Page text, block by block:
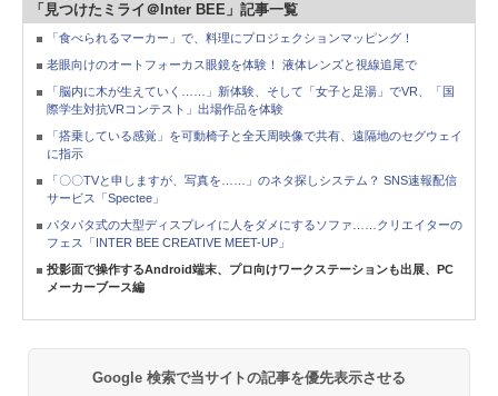
「見つけたミライ＠Inter BEE」記事一覧
「食べられるマーカー」で、料理にプロジェクションマッピング！
老眼向けのオートフォーカス眼鏡を体験！ 液体レンズと視線追尾で
「脳内に木が生えていく……」新体験、そして「女子と足湯」でVR、「国
際学生対抗VRコンテスト」出場作品を体験
「搭乗している感覚」を可動椅子と全天周映像で共有、遠隔地のセグウェイ
に指示
「〇〇TVと申しますが、写真を……」のネタ探しシステム？ SNS速報配信
サービス「Spectee」
パタパタ式の大型ディスプレイに人をダメにするソファ……クリエイターの
フェス「INTER BEE CREATIVE MEET-UP」
投影面で操作するAndroid端末、プロ向けワークステーションも出展、PC
メーカーブース編
Google 検索で当サイトの記事を優先表示させる